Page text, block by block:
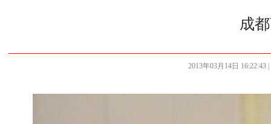
成
2013年03月14日 16:22:43